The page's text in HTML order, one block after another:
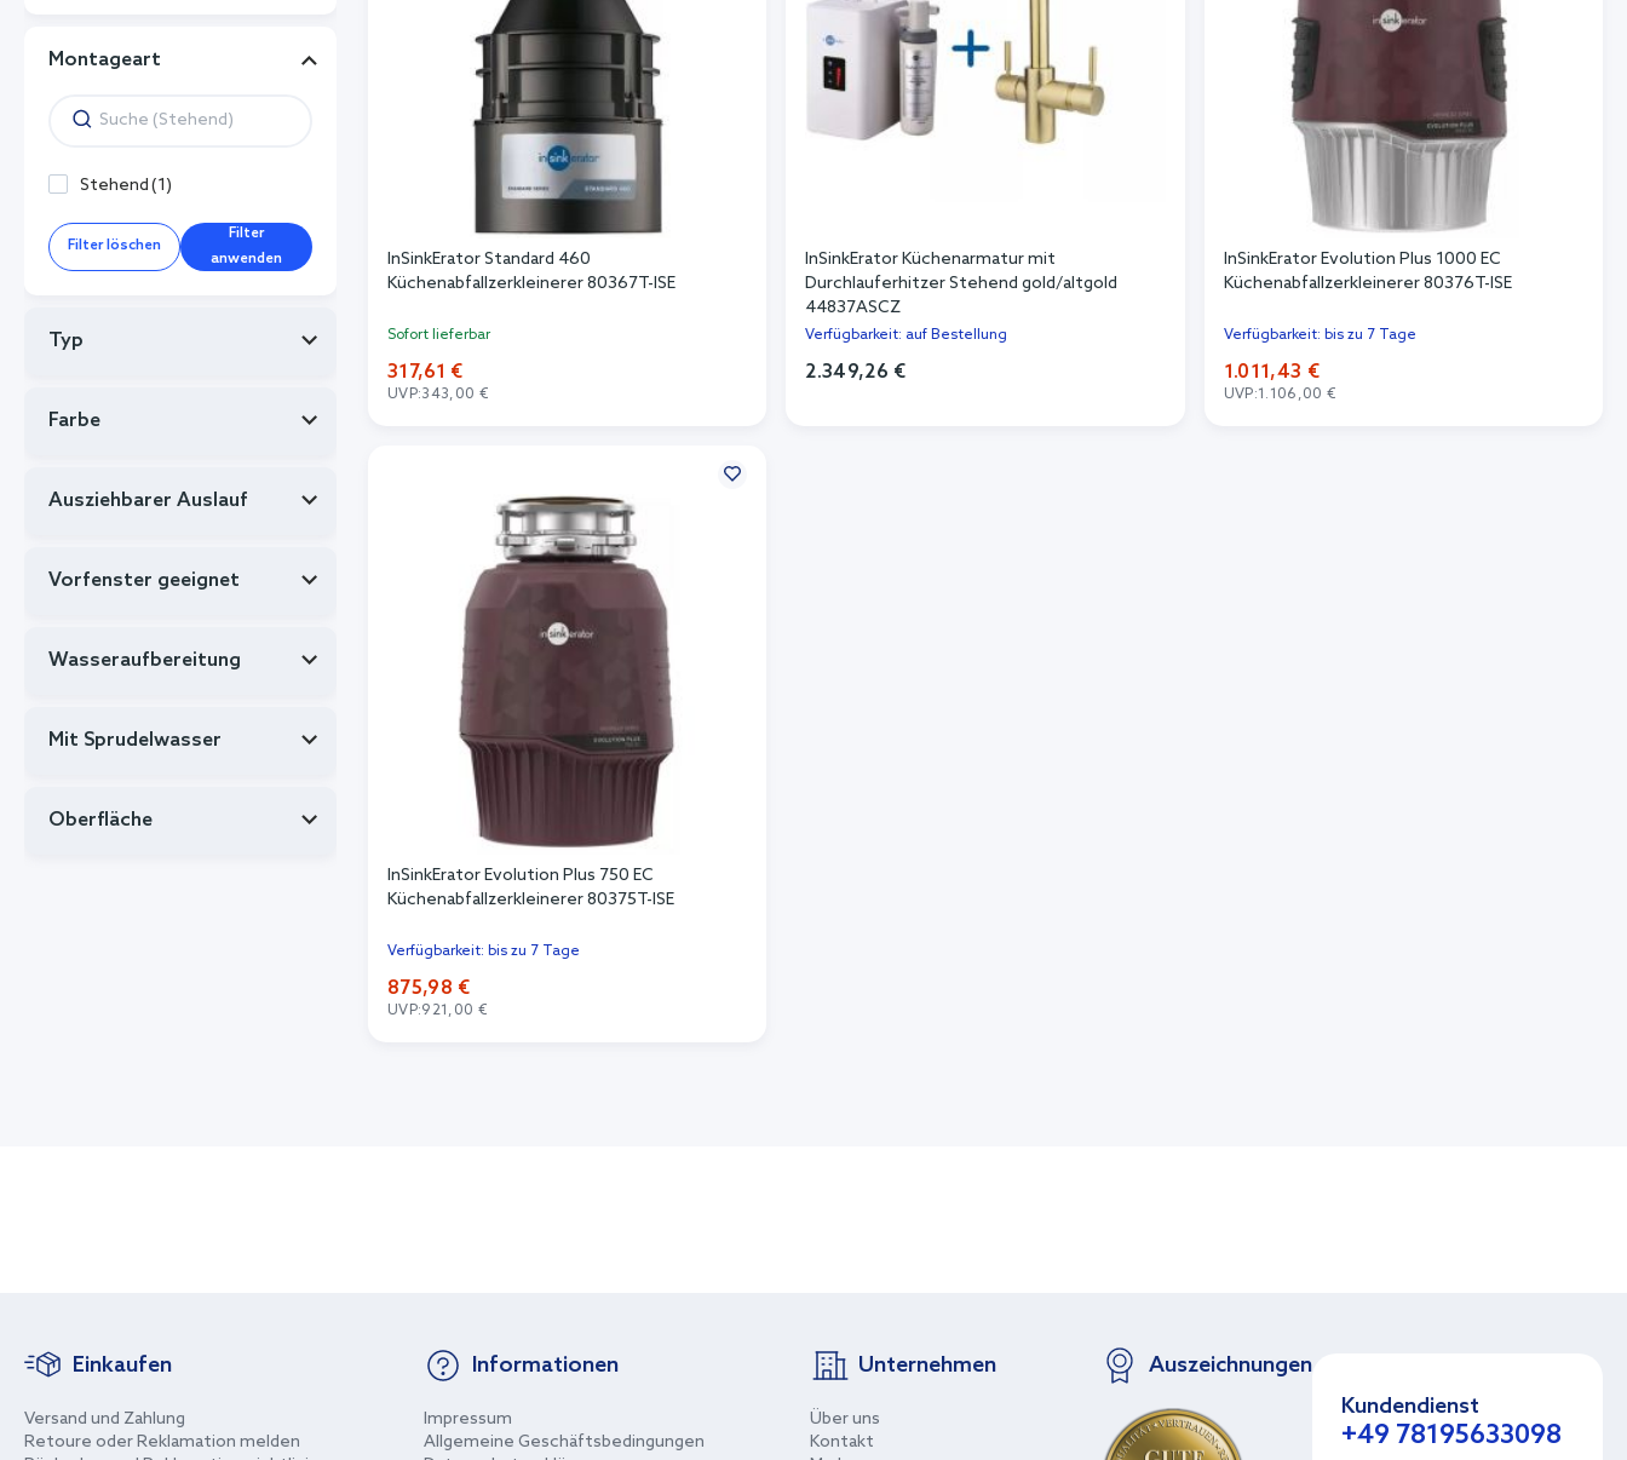
InSinkErator Standard 460
Küchenabfallzerkleinerer 80367T-ISE
Sofort lieferbar
317,61 €
UVP:343,00 €
InSinkErator Küchenarmatur mit
Durchlauferhitzer Stehend gold/altgold
44837ASCZ
Verfügbarkeit: auf Bestellung
2.349,26 €
InSinkErator Evolution Plus 1000 EC
Küchenabfallzerkleinerer 80376T-ISE
Verfügbarkeit: bis zu 7 Tage
1.011,43 €
UVP:1.106,00 €
InSinkErator Evolution Plus 750 EC
Küchenabfallzerkleinerer 80375T-ISE
Verfügbarkeit: bis zu 7 Tage
875,98 €
UVP:921,00 €
Montageart
Stehend(1)
Filter löschen
Filter
anwenden
Typ
Farbe
Ausziehbarer Auslauf
Vorfenster geeignet
Wasseraufbereitung
Mit Sprudelwasser
Oberfläche
Einkaufen
Versand und Zahlung
Retoure oder Reklamation melden
Informationen
Impressum
Allgemeine Geschäftsbedingungen
Unternehmen
Über uns
Kontakt
Auszeichnungen
Kundendienst
+49 78195633098